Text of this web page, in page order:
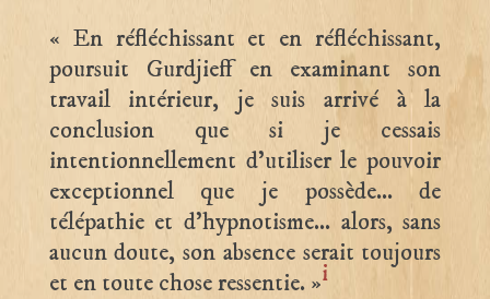
« En réfléchissant et en réfléchissant,
poursuit Gurdjieff en examinant son
travail intérieur, je suis arrivé à la
conclusion que si je cessais
intentionnellement d’utiliser le pouvoir
exceptionnel que je possède… de
télépathie et d’hypnotisme… alors, sans
aucun doute, son absence serait toujours
et en toute chose ressentie. »i